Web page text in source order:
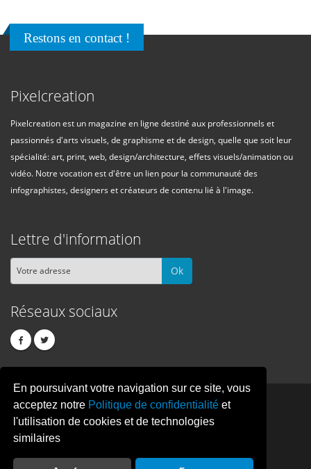
En poursuivant votre navigation sur ce site, vous
acceptez notre Politique de confidentialité et
l'utilisation de cookies et de technologies
similaires
Restons en contact !
Pixelcreation
Pixelcreation est un magazine en ligne destiné aux professionnels et
passionnés d'arts visuels, de graphisme et de design, quelle que soit leur
spécialité: art, print, web, design/architecture, effets visuels/animation ou
vidéo. Notre vocation est d'être un lien pour la communauté des
infographistes, designers et créateurs de contenu lié à l'image.
Lettre d'information
Ok
Réseaux sociaux
PIXELCREATION